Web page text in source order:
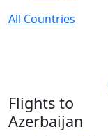
All Countries
Flights to
Azerbaijan